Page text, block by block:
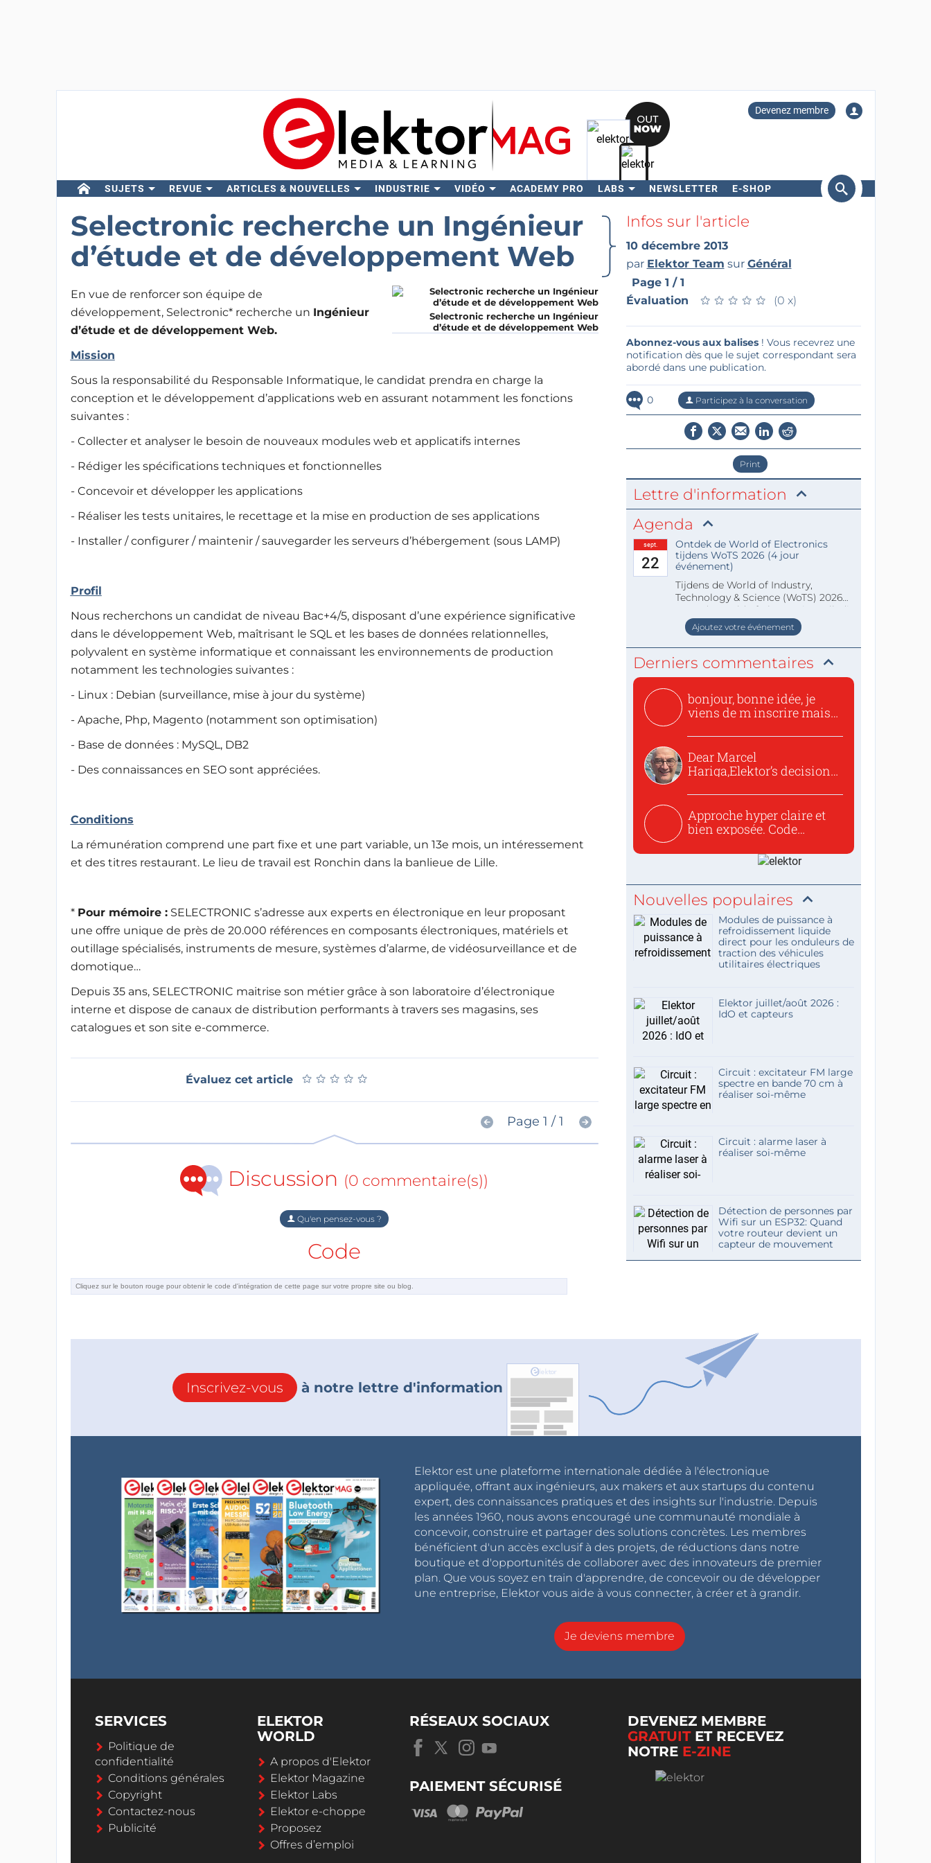
Devenez membre
SUJETS REVUE ARTICLES & NOUVELLES INDUSTRIE VIDÉO ACADEMY PRO LABS NEWSLETTER E-SHOP
Rechercher
Selectronic recherche un Ingénieur
d’étude et de développement Web
Selectronic recherche un Ingénieur
d’étude et de développement Web
En vue de renforcer son équipe de
développement, Selectronic* recherche un Ingénieur
d’étude et de développement Web.
Mission
Sous la responsabilité du Responsable Informatique, le candidat prendra en charge la
conception et le développement d’applications web en assurant notamment les fonctions
suivantes :
- Collecter et analyser le besoin de nouveaux modules web et applicatifs internes
- Rédiger les spécifications techniques et fonctionnelles
- Concevoir et développer les applications
- Réaliser les tests unitaires, le recettage et la mise en production de ses applications
- Installer / configurer / maintenir / sauvegarder les serveurs d’hébergement (sous LAMP)
Profil
Nous recherchons un candidat de niveau Bac+4/5, disposant d’une expérience significative
dans le développement Web, maîtrisant le SQL et les bases de données relationnelles,
polyvalent en système informatique et connaissant les environnements de production
notamment les technologies suivantes :
- Linux : Debian (surveillance, mise à jour du système)
- Apache, Php, Magento (notamment son optimisation)
- Base de données : MySQL, DB2
- Des connaissances en SEO sont appréciées.
Conditions
La rémunération comprend une part fixe et une part variable, un 13e mois, un intéressement
et des titres restaurant. Le lieu de travail est Ronchin dans la banlieue de Lille.
* Pour mémoire :SELECTRONIC s’adresse aux experts en électronique en leur proposant
une offre unique de près de 20.000 références en composants électroniques, matériels et
outillage spécialisés, instruments de mesure, systèmes d’alarme, de vidéosurveillance et de
domotique…
Depuis 35 ans, SELECTRONIC maitrise son métier grâce à son laboratoire d’électronique
interne et dispose de canaux de distribution performants à travers ses magasins, ses
catalogues et son site e-commerce.
Évaluez cet article ★ ★ ★ ★ ★
★ ★ ★ ★ ★
Page 1 / 1
Discussion (0 commentaire(s))
Qu'en pensez-vous ?
Code
Infos sur l'article
10 décembre 2013
par Elektor Team sur Général
Page 1 / 1
Évaluation
★ ★ ★ ★ ★
★ ★ ★ ★ ★ (0 x)
Abonnez-vous aux balises! Vous recevrez une
notification dès que le sujet correspondant sera
abordé dans une publication.
0 Participez à la conversation
Print
Lettre d'information
Agenda
sept.
22
Ontdek de World of Electronics
tijdens WoTS 2026 (4 jour
événement)
Tijdens de World of Industry,
Technology & Science (WoTS) 2026
staat de World of Electronics volledi
Ajoutez votre événement
Derniers commentaires
bonjour, bonne idée, je
viens de m inscrire mais
Dear Marcel
Hariga,Elektor’s decision
Approche hyper claire et
bien exposée. Code
Nouvelles populaires
Modules de puissance à
refroidissement liquide
direct pour les onduleurs de
traction des véhicules
utilitaires électriques
Elektor juillet/août 2026 :
IdO et capteurs
Circuit : excitateur FM large
spectre en bande 70 cm à
réaliser soi-même
Circuit : alarme laser à
réaliser soi-même
Détection de personnes par
Wifi sur un ESP32: Quand
votre routeur devient un
capteur de mouvement
Inscrivez-vous à notre lettre d'information
Elektor est une plateforme internationale dédiée à l'électronique
appliquée, offrant aux ingénieurs, aux makers et aux startups du contenu
expert, des connaissances pratiques et des insights sur l'industrie. Depuis
les années 1960, nous avons encouragé une communauté mondiale à
concevoir, construire et partager des solutions concrètes. Les membres
bénéficient d'un accès exclusif à des projets, de réductions dans notre
boutique et d'opportunités de collaborer avec des innovateurs de premier
plan. Que vous soyez en train d'apprendre, de concevoir ou de développer
une entreprise, Elektor vous aide à vous connecter, à créer et à grandir.
Je deviens membre
SERVICES
Politique de
confidentialité
Conditions générales
Copyright
Contactez-nous
Publicité
ELEKTOR
WORLD
A propos d'Elektor
Elektor Magazine
Elektor Labs
Elektor e-choppe
Proposez
Offres d’emploi
RÉSEAUX SOCIAUX
PAIEMENT SÉCURISÉ
DEVENEZ MEMBRE
GRATUITET RECEVEZ
NOTRE E-ZINE